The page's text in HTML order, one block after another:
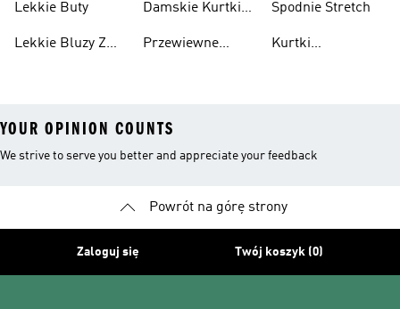
Lekkie Buty
Lekkie Bluzy Z
Damskie Kurtki
Przewiewne
Spodnie Stretch
Kurtki
YOUR OPINION COUNTS
We strive to serve you better and appreciate your feedback
Powrót na górę strony
Zaloguj się Twój koszyk (0)